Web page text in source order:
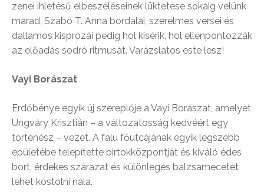
zenei ihletésű elbeszéléseinek lüktetése sokáig velünk
marad, Szabó T. Anna bordalai, szerelmes versei és
dallamos kisprózái pedig hol kísérik, hol ellenpontozzák
az előadás sodró ritmusát. Varázslatos este lesz!
Vayi Borászat
Erdőbénye egyik új szereplője a Vayi Borászat, amelyet
Ungváry Krisztián – a változatosság kedvéért egy
történész – vezet. A falu főutcájának egyik legszebb
épületébe telepítette birtokközpontját és kiváló édes
bort, érdekes szárazat és különleges balzsamecetet
lehet kóstolni nála.